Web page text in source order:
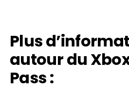
Plus
autour du
Pass :